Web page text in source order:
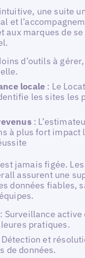
une suite
et
aux marques de
d’outils à
locale : Le
les sites les
:
à plus fort impact
jamais figée.
assurent une
données fiables,
: Surveillance
pratiques.
Détection et
de données.